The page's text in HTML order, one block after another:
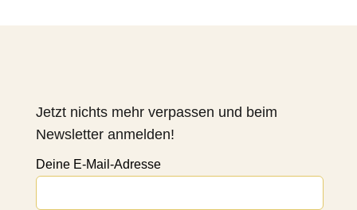
Jetzt nichts mehr verpassen und beim
Newsletter anmelden!
Deine E-Mail-Adresse